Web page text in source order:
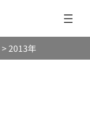
>2013年